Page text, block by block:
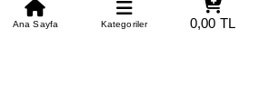
0850 305 09 70
Beden Tablosu Banka Hesapları
Ana Sayfa Kategoriler 0,00 TL